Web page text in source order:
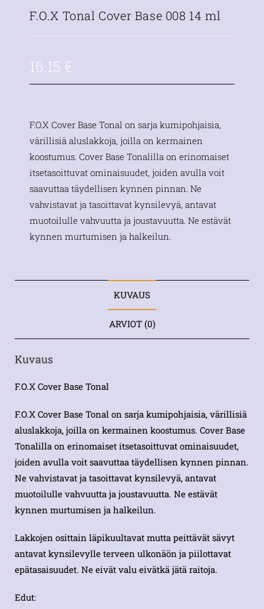
F.O.X Tonal Cover Base 008 14 ml
16.15 €
F.O.X Cover Base Tonal on sarja kumipohjaisia,
värillisiä aluslakkoja, joilla on kermainen
koostumus. Cover Base Tonalilla on erinomaiset
itsetasoittuvat ominaisuudet, joiden avulla voit
saavuttaa täydellisen kynnen pinnan. Ne
vahvistavat ja tasoittavat kynsilevyä, antavat
muotoilulle vahvuutta ja joustavuutta. Ne estävät
kynnen murtumisen ja halkeilun.
KUVAUS
ARVIOT (0)
Kuvaus
F.O.X Cover Base Tonal
F.O.X Cover Base Tonal on sarja kumipohjaisia, värillisiä
aluslakkoja, joilla on kermainen koostumus. Cover Base
Tonalilla on erinomaiset itsetasoittuvat ominaisuudet,
joiden avulla voit saavuttaa täydellisen kynnen pinnan.
Ne vahvistavat ja tasoittavat kynsilevyä, antavat
muotoilulle vahvuutta ja joustavuutta. Ne estävät
kynnen murtumisen ja halkeilun.
Lakkojen osittain läpikuultavat mutta peittävät sävyt
antavat kynsilevylle terveen ulkonäön ja piilottavat
epätasaisuudet. Ne eivät valu eivätkä jätä raitoja.
Edut: